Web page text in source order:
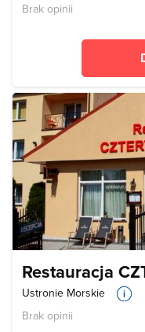
Brak opinii
Restauracja
Ustronie Morskie
Brak opinii